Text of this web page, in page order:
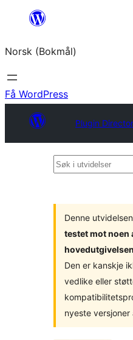
Hopp
innhold
Norsk (Bokmål)
Få WordPress
Plugin
Søk
Denne utvidelsen
testet mot noen
Den er kanskje
vedlike eller
nyeste versjoner